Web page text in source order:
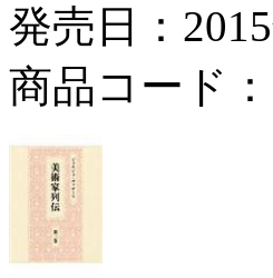
発売日：
商品コード